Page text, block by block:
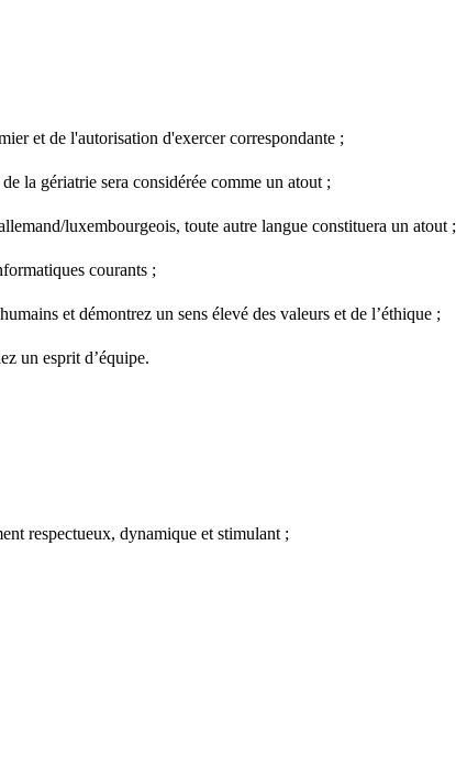
et de l'autorisation d'exercer correspondante ;
la gériatrie sera considérée comme un atout ;
luxembourgeois, toute autre langue constituera un atout ;
courants ;
et démontrez un sens élevé des valeurs et de l’éthique ;
un esprit d’équipe.
respectueux, dynamique et stimulant ;